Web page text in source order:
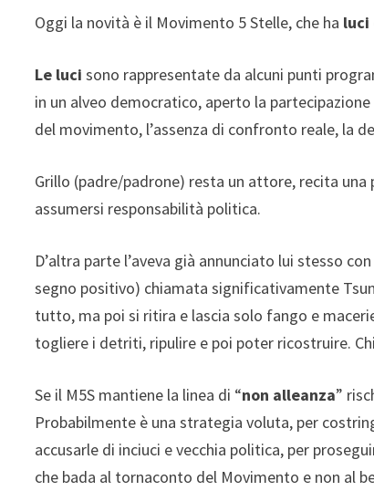
Oggi la novità è il Movimento 5 Stelle, che ha luci
Le lucisono rappresentate da alcuni punti
in un alveo democratico, aperto la
del movimento, l’assenza di confronto reale, la
Grillo (padre/padrone) resta un attore, recita
assumersi responsabilità politica.
D’altra parte l’aveva già annunciato lui stesso
segno positivo) chiamata significativamente
tutto, ma poi si ritira e lascia solo fango e
togliere i detriti, ripulire e poi poter ricostruire.
Se il M5S mantiene la linea di “non alleanza”
Probabilmente è una strategia voluta, per
accusarle di inciuci e vecchia politica, per
che bada al tornaconto del Movimento e non al